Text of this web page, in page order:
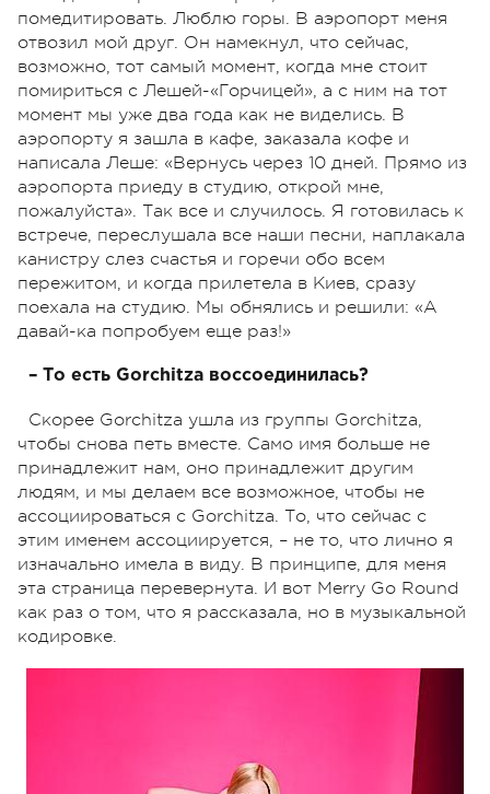
помедитировать. Люблю горы. В аэропорт меня
отвозил мой друг. Он намекнул, что сейчас,
возможно, тот самый момент, когда мне стоит
помириться с Лешей-«Горчицей», а с ним на тот
момент мы уже два года как не виделись. В
аэропорту я зашла в кафе, заказала кофе и
написала Леше: «Вернусь через 10 дней. Прямо из
аэропорта приеду в студию, открой мне,
пожалуйста». Так все и случилось. Я готовилась к
встрече, переслушала все наши песни, наплакала
канистру слез счастья и горечи обо всем
пережитом, и когда прилетела в Киев, сразу
поехала на студию. Мы обнялись и решили: «А
давай-ка попробуем еще раз!»
– То есть Gorchitza воссоединилась?
Скорее Gorchitza ушла из группы Gorchitza,
чтобы снова петь вместе. Само имя больше не
принадлежит нам, оно принадлежит другим
людям, и мы делаем все возможное, чтобы не
ассоциироваться с Gorchitza. То, что сейчас с
этим именем ассоциируется, – не то, что лично я
изначально имела в виду. В принципе, для меня
эта страница перевернута. И вот Merry Go Round
как раз о том, что я рассказала, но в музыкальной
кодировке.